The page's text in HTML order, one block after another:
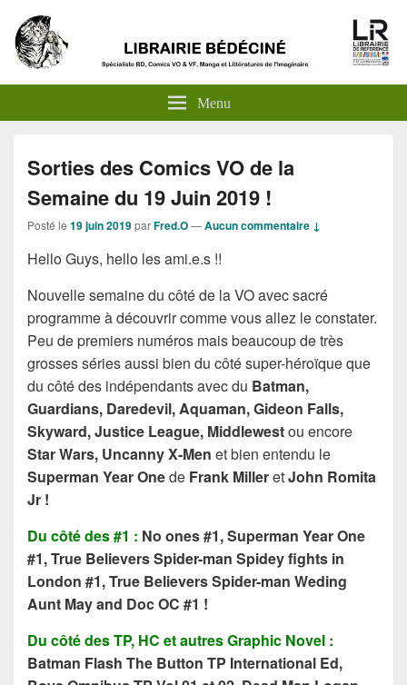
Menu
Sorties des Comics VO de la
Semaine du 19 Juin 2019 !
Posté le 19 juin 2019parFred.O—Aucun commentaire ↓
Hello Guys, hello les ami.e.s !!
Nouvelle semaine du côté de la VO avec sacré
programme à découvrir comme vous allez le constater.
Peu de premiers numéros mais beaucoup de très
grosses séries aussi bien du côté super-héroïque que
du côté des indépendants avec du Batman,
Guardians, Daredevil, Aquaman, Gideon Falls,
Skyward, Justice League, Middlewestou encore
Star Wars, Uncanny X-Men et bien entendu le
Superman Year Onede Frank MilleretJohn Romita
Jr !
Du côté des #1 : No ones #1, Superman Year One
#1, True Believers Spider-man Spidey fights in
London #1, True Believers Spider-man Weding
Aunt May and Doc OC #1 !
Du côté des TP, HC et autres Graphic Novel :
Batman Flash The Button TP International Ed,